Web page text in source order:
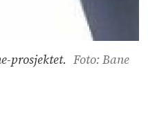
prosjektet. Foto: Bane